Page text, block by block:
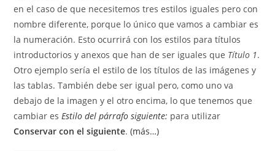
en el caso de que necesitemos tres estilos iguales pero con
nombre diferente, porque lo único que vamos a cambiar es
la numeración. Esto ocurrirá con los estilos para títulos
introductorios y anexos que han de ser iguales que Título 1.
Otro ejemplo sería el estilo de los títulos de las imágenes y
las tablas. También debe ser igual pero, como uno va
debajo de la imagen y el otro encima, lo que tenemos que
cambiar esEstilo del párrafo siguiente: para utilizar
Conservar con el siguiente.(más…)